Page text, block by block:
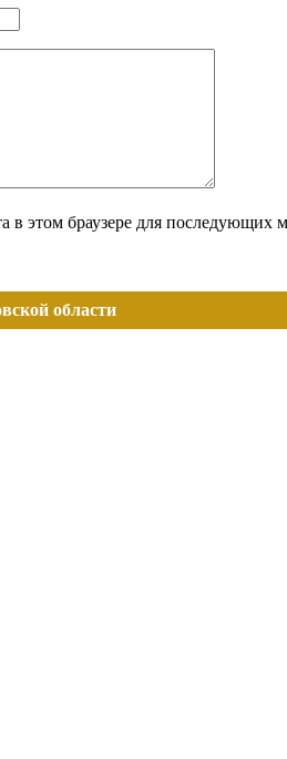
в этом браузере для последующих
области